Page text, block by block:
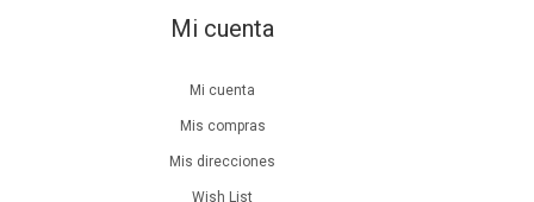
Mi cuenta
Mi cuenta
Mis compras
Mis direcciones
Wish List